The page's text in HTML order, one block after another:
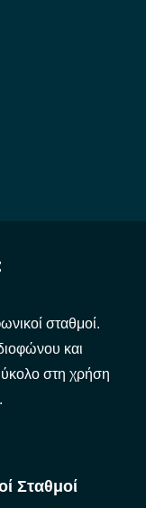
σταθμοί.
και
στη χρήση
Σταθμοί